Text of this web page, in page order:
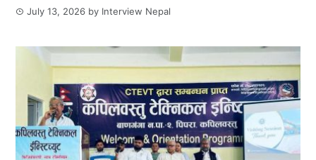
July 13, 2026 by Interview Nepal